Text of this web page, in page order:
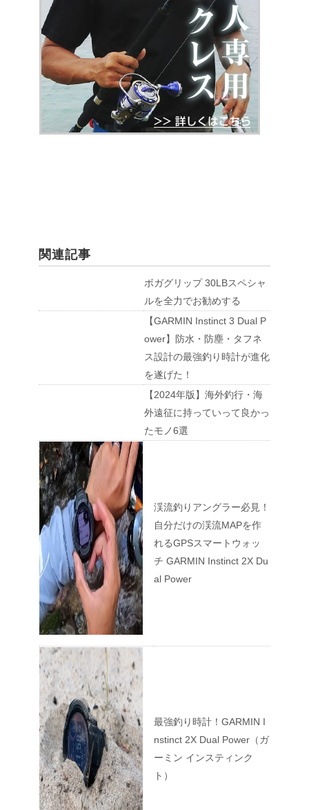
関連記事
ボガグリップ 30LBスペシャ
ルを全力でお勧めする
【GARMIN Instinct 3 Dual P
ower】防水・防塵・タフネ
ス設計の最強釣り時計が進化
を遂げた！
【2024年版】海外釣行・海
外遠征に持っていって良かっ
たモノ6選
渓流釣りアングラー必見！
自分だけの渓流MAPを作
れるGPSスマートウォッ
チ GARMIN Instinct 2X Du
al Power
最強釣り時計！GARMIN I
nstinct 2X Dual Power（ガ
ーミン インスティンク
ト）